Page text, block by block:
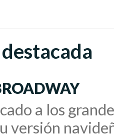
a los
versión